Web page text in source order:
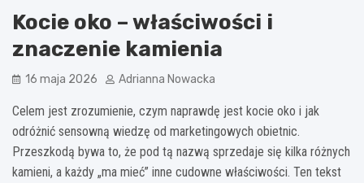
Kocie oko – właściwości i
znaczenie kamienia
16 maja 2026 Adrianna Nowacka
Celem jest zrozumienie, czym naprawdę jest kocie oko i jak
odróżnić sensowną wiedzę od marketingowych obietnic.
Przeszkodą bywa to, że pod tą nazwą sprzedaje się kilka różnych
kamieni, a każdy „ma mieć” inne cudowne właściwości. Ten tekst